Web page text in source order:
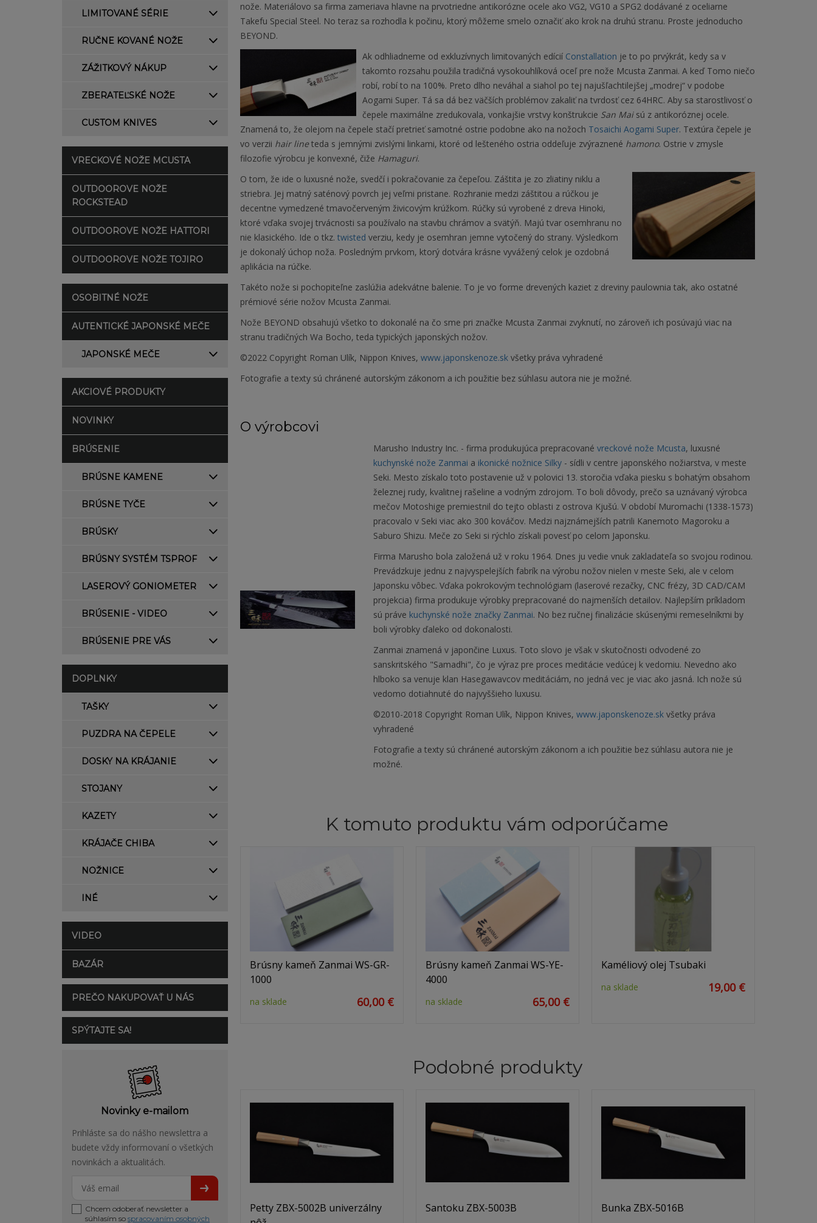
LIMITOVANÉ SÉRIE
RUČNE KOVANÉ NOŽE
ZÁŽITKOVÝ NÁKUP
ZBERATEĽSKÉ NOŽE
CUSTOM KNIVES
VRECKOVÉ NOŽE MCUSTA
OUTDOOROVE NOŽE
ROCKSTEAD
OUTDOOROVE NOŽE HATTORI
OUTDOOROVE NOŽE TOJIRO
OSOBITNÉ NOŽE
AUTENTICKÉ JAPONSKÉ MEČE
JAPONSKÉ MEČE
AKCIOVÉ PRODUKTY
NOVINKY
BRÚSENIE
BRÚSNE KAMENE
BRÚSNE TYČE
BRÚSKY
BRÚSNY SYSTÉM TSPROF
LASEROVÝ GONIOMETER
BRÚSENIE - VIDEO
BRÚSENIE PRE VÁS
DOPLNKY
TAŠKY
PUZDRA NA ČEPELE
DOSKY NA KRÁJANIE
STOJANY
KAZETY
KRÁJAČE CHIBA
NOŽNICE
INÉ
VIDEO
BAZÁR
PREČO NAKUPOVAŤ U NÁS
SPÝTAJTE SA!
Novinky e-mailom
Prihláste sa do nášho newslettra a
budete vždy informovaní o všetkých
novinkách a aktualitách.
Chcem odoberať newsletter a
súhlasím so spracovaním osobných
nože. Materiálovo sa firma zameriava hlavne na prvotriedne antikorózne ocele ako VG2, VG10 a SPG2 dodávané z oceliarne
Takefu Special Steel. No teraz sa rozhodla k počinu, ktorý môžeme smelo označiť ako krok na druhú stranu. Proste jednoducho
BEYOND.
Ak odhliadneme od exkluzívnych limitovaných edícií Constallation je to po prvýkrát, kedy sa v
takomto rozsahu použila tradičná vysokouhlíková oceľ pre nože Mcusta Zanmai. A keď Tomo niečo
robí, robí to na 100%. Preto dlho neváhal a siahol po tej najušľachtilejšej „modrej“ v podobe
Aogami Super. Tá sa dá bez väčších problémov zakaliť na tvrdosť cez 64HRC. Aby sa starostlivosť o
čepele maximálne zredukovala, vonkajšie vrstvy konštrukcie San Maisú z antikoróznej ocele.
Znamená to, že olejom na čepele stačí pretrieť samotné ostrie podobne ako na nožoch Tosaichi Aogami Super. Textúra čepele je
vo verzii hair lineteda s jemnými zvislými linkami, ktoré od lešteného ostria oddeľuje zvýraznené hamono. Ostrie v zmysle
filozofie výrobcu je konvexné, čiže Hamaguri.
O tom, že ide o luxusné nože, svedčí i pokračovanie za čepeľou. Záštita je zo zliatiny niklu a
striebra. Jej matný saténový povrch jej veľmi pristane. Rozhranie medzi záštitou a rúčkou je
decentne vymedzené tmavočerveným živicovým krúžkom. Rúčky sú vyrobené z dreva Hinoki,
ktoré vďaka svojej trvácnosti sa používalo na stavbu chrámov a svätýň. Majú tvar osemhranu no
nie klasického. Ide o tkz. twisted verziu, kedy je osemhran jemne vytočený do strany. Výsledkom
je dokonalý úchop noža. Posledným prvkom, ktorý dotvára krásne vyvážený celok je ozdobná
aplikácia na rúčke.
Takéto nože si pochopiteľne zaslúžia adekvátne balenie. To je vo forme drevených kaziet z dreviny paulownia tak, ako ostatné
prémiové série nožov Mcusta Zanmai.
Nože BEYOND obsahujú všetko to dokonalé na čo sme pri značke Mcusta Zanmai zvyknutí, no zároveň ich posúvajú viac na
stranu tradičných Wa Bocho, teda typických japonských nožov.
©2022 Copyright Roman Ulík, Nippon Knives, www.japonskenoze.skvšetky práva vyhradené
Fotografie a texty sú chránené autorským zákonom a ich použitie bez súhlasu autora nie je možné.
O výrobcovi
Marusho Industry Inc. - firma produkujúca prepracované vreckové nože Mcusta, luxusné
kuchynské nože Zanmai a ikonické nožnice Silky- sídli v centre japonského nožiarstva, v meste
Seki. Mesto získalo toto postavenie už v polovici 13. storočia vďaka piesku s bohatým obsahom
železnej rudy, kvalitnej rašeline a vodným zdrojom. To boli dôvody, prečo sa uznávaný výrobca
mečov Motoshige premiestnil do tejto oblasti z ostrova Kjušú. V období Muromachi (1338-1573)
pracovalo v Seki viac ako 300 kováčov. Medzi najznámejších patrili Kanemoto Magoroku a
Saburo Shizu. Meče zo Seki si rýchlo získali povesť po celom Japonsku.
Firma Marusho bola založená už v roku 1964. Dnes ju vedie vnuk zakladateľa so svojou rodinou.
Prevádzkuje jednu z najvyspelejších fabrík na výrobu nožov nielen v meste Seki, ale v celom
Japonsku vôbec. Vďaka pokrokovým technológiam (laserové rezačky, CNC frézy, 3D CAD/CAM
projekcia) firma produkuje výrobky prepracované do najmenších detailov. Najlepším príkladom
sú práve kuchynské nože značky Zanmai. No bez ručnej finalizácie skúsenými remeselníkmi by
boli výrobky ďaleko od dokonalosti.
Zanmai znamená v japončine Luxus. Toto slovo je však v skutočnosti odvodené zo
sanskritského "Samadhi", čo je výraz pre proces meditácie vedúcej k vedomiu. Nevedno ako
hlboko sa venuje klan Hasegawavcov meditáciám, no jedná vec je viac ako jasná. Ich nože sú
vedomo dotiahnuté do najvyššieho luxusu.
©2010-2018 Copyright Roman Ulík, Nippon Knives, www.japonskenoze.skvšetky práva
vyhradené
Fotografie a texty sú chránené autorským zákonom a ich použitie bez súhlasu autora nie je
možné.
K tomuto produktu vám odporúčame
Brúsny kameň Zanmai WS-GR-
1000
na sklade 60,00 €
Brúsny kameň Zanmai WS-YE-
4000
na sklade 65,00 €
Kaméliový olej Tsubaki
na sklade 19,00 €
Podobné produkty
Petty ZBX-5002B univerzálny
Santoku ZBX-5003B Bunka ZBX-5016B